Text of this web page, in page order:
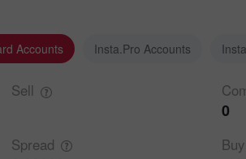
Accounts Insta.Pro Accounts
Sell
0
Spread Buy